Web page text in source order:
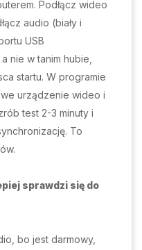
Podłącz wideo
audio (biały i
USB
nie w tanim hubie,
startu. W programie
urządzenie wideo i
test 2-3 minuty i
To
sprawdzi się do
bo jest darmowy,